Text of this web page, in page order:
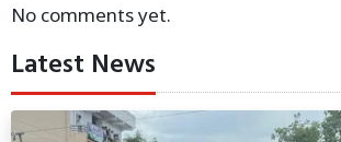
No comments yet.
Latest News